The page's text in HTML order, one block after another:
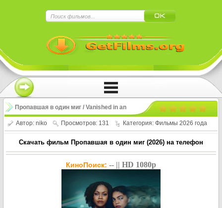
Пропавшая в один миг / Vanished in an
Instant (2026)
Автор: niko Просмотров: 131 Категория: Фильмы 2026 года
Скачать фильм Пропавшая в один миг (2026) на телефон
КиноПоиск: -- || HD 1080p
Нажмите на
!!!Если Вы с телефона сперва нажмите на
троеточие в правом верхнем углу!!!